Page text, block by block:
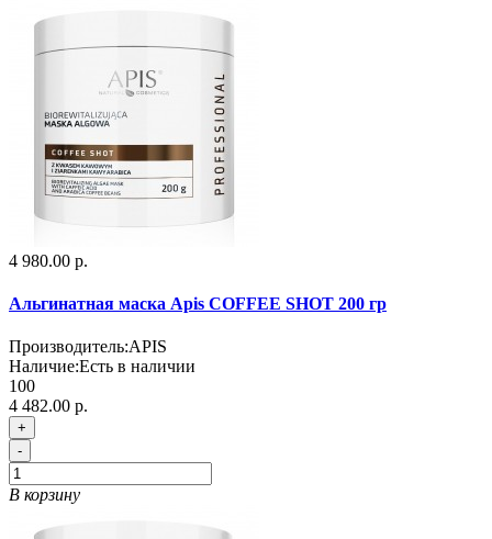
4 980.00 р.
Альгинатная маска Apis COFFEE SHOT 200 гр
Производитель:APIS
Наличие:Есть в наличии
100
4 482.00 р.
+
-
В корзину